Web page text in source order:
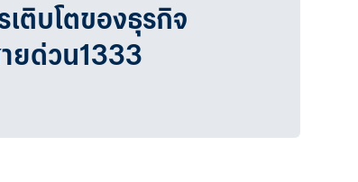
ติบโตของธุรกิจ
ยด่วน1333